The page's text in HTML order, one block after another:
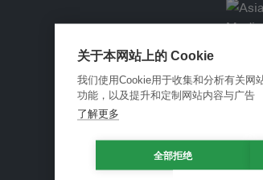
关于本网站上的 Cookie
我们使用Cookie用于收集和分析有关网
功能，以及提升和定制网站内容与广告
了解更多
全部拒绝